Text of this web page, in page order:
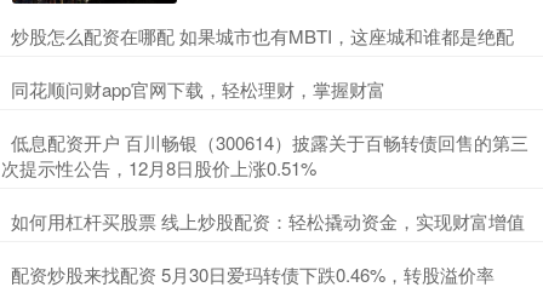
​炒股怎么配资在哪配 如果城市也有MBTI，这座城和谁都是绝配
​同花顺问财app官网下载，轻松理财，掌握财富
​低息配资开户 百川畅银（300614）披露关于百畅转债回售的第三
次提示性公告，12月8日股价上涨0.51%
​如何用杠杆买股票 线上炒股配资：轻松撬动资金，实现财富增值
​配资炒股来找配资 5月30日爱玛转债下跌0.46%，转股溢价率